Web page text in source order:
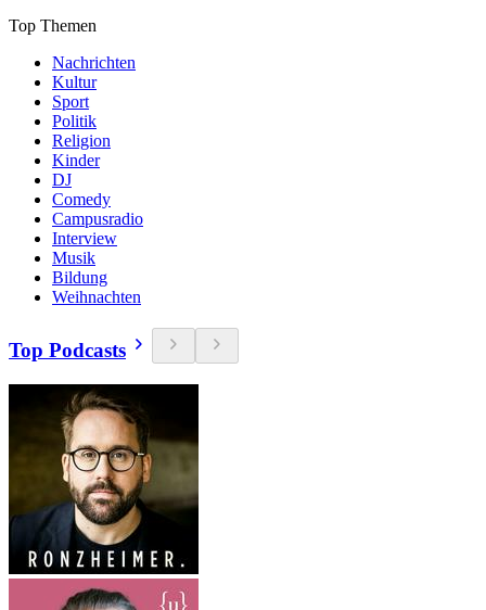
Top Themen
Nachrichten
Kultur
Sport
Politik
Religion
Kinder
DJ
Comedy
Campusradio
Interview
Musik
Bildung
Weihnachten
Top Podcasts